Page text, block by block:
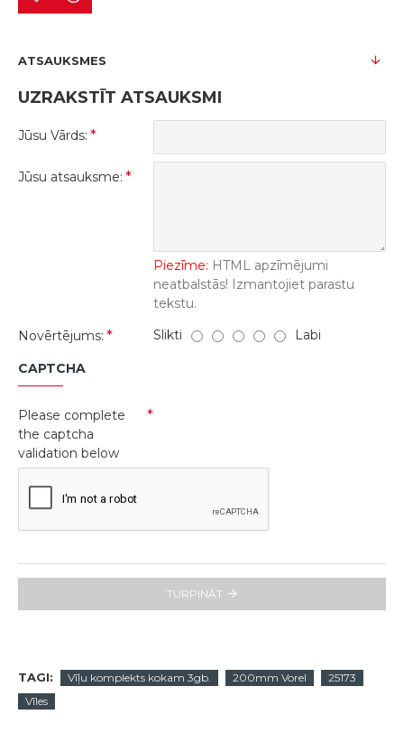
ATSAUKSMES
UZRAKSTĪT ATSAUKSMI
Jūsu Vārds:
Jūsu atsauksme:
Piezīme: HTML apzīmējumi
neatbalstās! Izmantojiet parastu
tekstu.
Novērtējums:
Slikti Labi
CAPTCHA
Please complete
the captcha
validation below
TURPINĀT
TAGI: Vīļu komplekts kokam 3gb. 200mm Vorel
25173
Vīles